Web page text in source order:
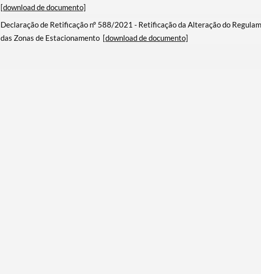
[download de documento]
Declaração de Retificação nº 588/2021 - Retificação da Alteração do
das Zonas de Estacionamento [download de documento]